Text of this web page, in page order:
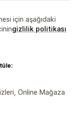
için aşağıdaki
gizlilik politikası
Online Mağaza